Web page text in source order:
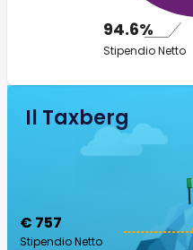
94.6%
Stipendio Netto
Il Taxberg
€ 757
Stipendio Netto